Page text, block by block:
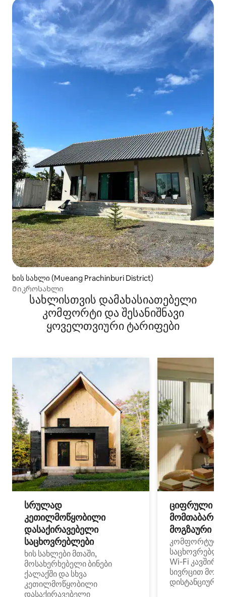
ხის სახლი (Mueang Prachinburi District)
Მიკროსახლი
სახლისთვის დამახასიათებელი
კომფორტი და შესანიშნავი
ყოველთვიური ტარიფები
სრულად
კეთილმოწყობილი
დასაქირავებელი
საცხოვრებლები
ხის სახლები მთაში,
მოსახერხებელი ბინები
ქალაქში და სხვა
კეთილმოწყობილი
დასაქირავებელი
ციფრული
მოგზაური
კომფორტული
Wi‑Fi
სივრცით
დისტანციური